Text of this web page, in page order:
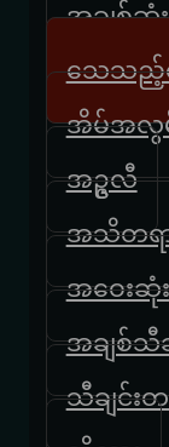
အချစ်ဆုံ
သေသည့်
အိမ်အလွ
အဥ္ဇလီ
အသိတရာ
အဝေးဆုံး
အချစ်သီခ
သီချင်း